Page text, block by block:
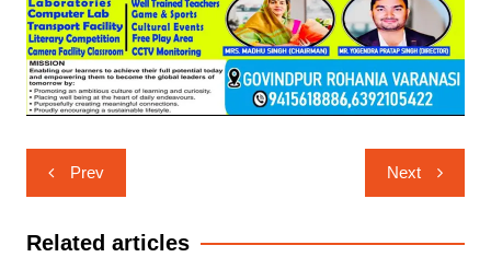
Post
navigation
Prev Next
Related articles